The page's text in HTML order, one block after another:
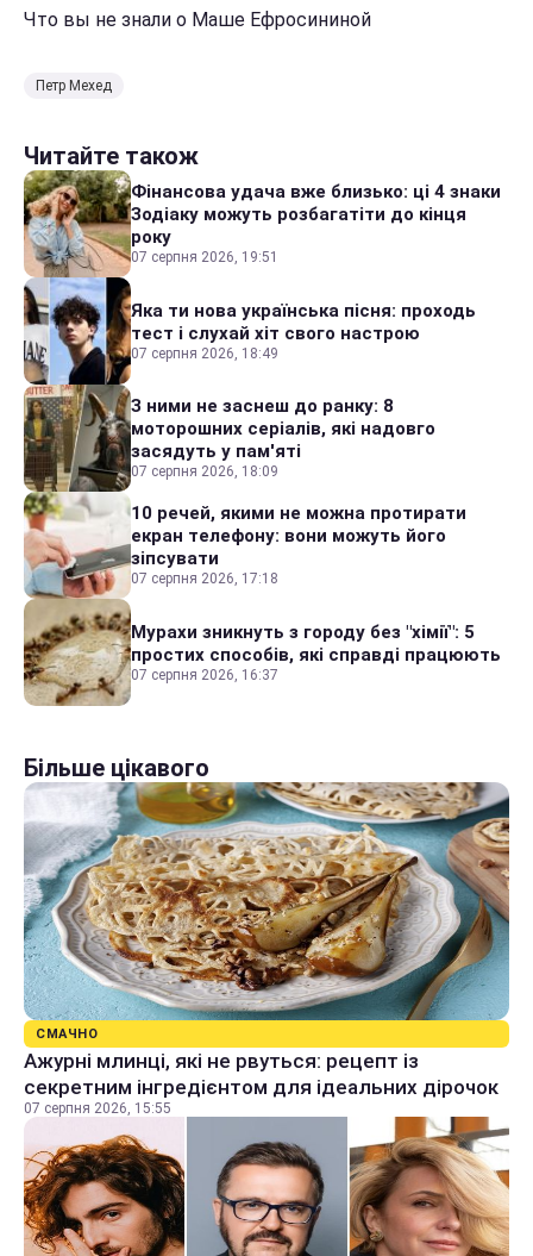
Что вы не знали о Маше Ефросининой
Петр Мехед
Читайте також
Фінансова удача вже близько: ці 4 знаки
Зодіаку можуть розбагатіти до кінця
року
07 серпня 2026, 19:51
Яка ти нова українська пісня: проходь
тест і слухай хіт свого настрою
07 серпня 2026, 18:49
З ними не заснеш до ранку: 8
моторошних серіалів, які надовго
засядуть у пам'яті
07 серпня 2026, 18:09
10 речей, якими не можна протирати
екран телефону: вони можуть його
зіпсувати
07 серпня 2026, 17:18
Мурахи зникнуть з городу без "хімії": 5
простих способів, які справді працюють
07 серпня 2026, 16:37
Більше цікавого
СМАЧНО
Ажурні млинці, які не рвуться: рецепт із
секретним інгредієнтом для ідеальних дірочок
07 серпня 2026, 15:55